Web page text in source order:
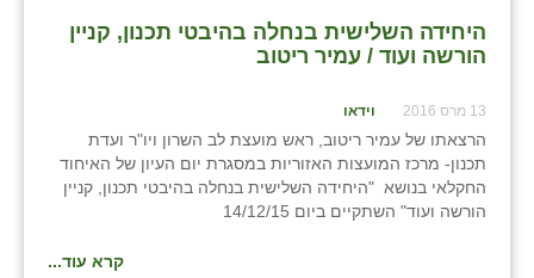
היחידה השלישית בנחלה בהיבטי תכנון, קניין
הורשה ועוד / עמיר ריטוב
13 מרס 2016 וידאו
הרצאתו של עמיר ריטוב, ראש מועצת לב השרון ויו"ר ועדת
תכנון- מרכז המועצות האזוריות במסגרת יום העיון של האיחוד
החקלאי בנושא "היחידה השלישית בנחלה בהיבטי תכנון, קניין
הורשה ועוד" השתקיים ביום 14/12/15
קרא עוד...